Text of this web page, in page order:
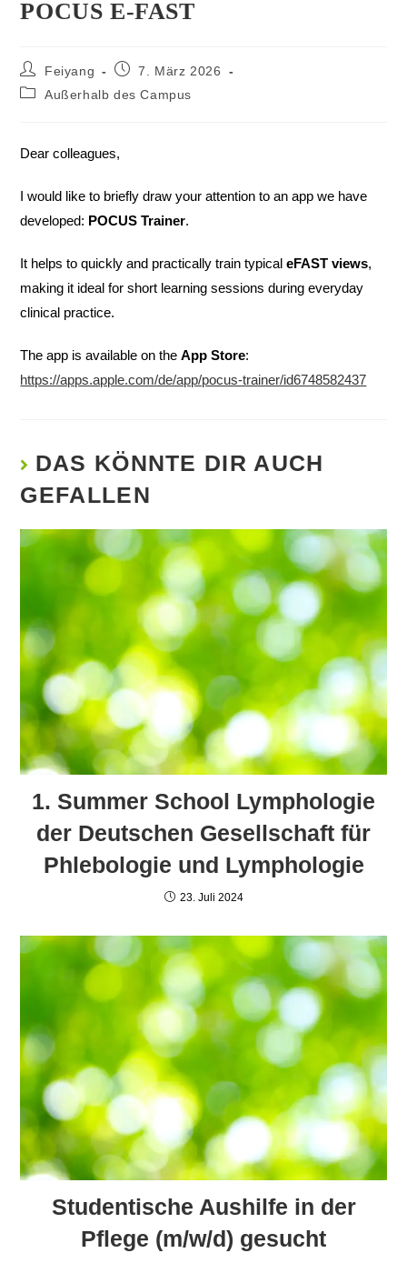
POCUS E-FAST
Feiyang
7. März 2026
Außerhalb des Campus
Dear colleagues,
I would like to briefly draw your attention to an app we have
developed: POCUS Trainer.
It helps to quickly and practically train typicaleFAST views,
making it ideal for short learning sessions during everyday
clinical practice.
The app is available on theApp Store:
https://apps.apple.com/de/app/pocus-trainer/id6748582437
DAS KÖNNTE DIR AUCH
GEFALLEN
1. Summer School Lymphologie
der Deutschen Gesellschaft für
Phlebologie und Lymphologie
23. Juli 2024
Studentische Aushilfe in der
Pflege (m/w/d) gesucht